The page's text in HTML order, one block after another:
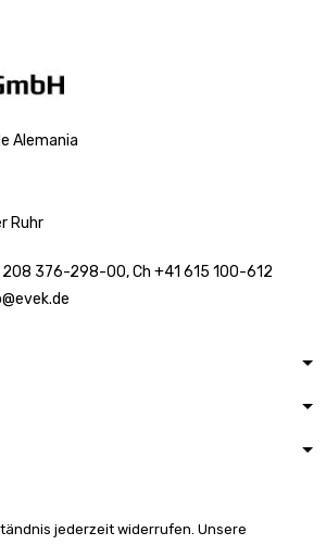
:
:
:
220,35 €
Alemania
Ruhr
208 376-298-00, Ch +41 615 100-612
jederzeit widerrufen. Unsere